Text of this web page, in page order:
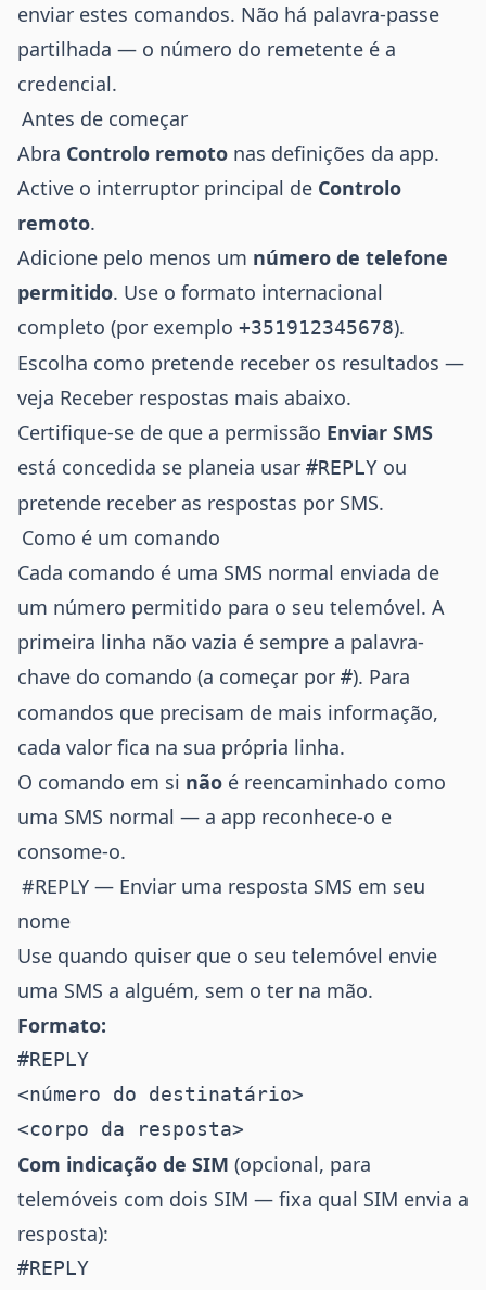
enviar estes comandos. Não há palavra-passe
partilhada — o número do remetente é a
credencial.
Antes de começar
Abra Controlo remoto nas definições da app.
Active o interruptor principal de Controlo
remoto.
Adicione pelo menos um número de telefone
permitido. Use o formato internacional
completo (por exemplo +351912345678).
Escolha como pretende receber os resultados —
veja Receber respostas mais abaixo.
Certifique-se de que a permissão Enviar SMS
está concedida se planeia usar #REPLY ou
pretende receber as respostas por SMS.
Como é um comando
Cada comando é uma SMS normal enviada de
um número permitido para o seu telemóvel. A
primeira linha não vazia é sempre a palavra-
chave do comando (a começar por #). Para
comandos que precisam de mais informação,
cada valor fica na sua própria linha.
O comando em si não é reencaminhado como
uma SMS normal — a app reconhece-o e
consome-o.
#REPLY — Enviar uma resposta SMS em seu
nome
Use quando quiser que o seu telemóvel envie
uma SMS a alguém, sem o ter na mão.
Formato:
#REPLY
<número do destinatário>
Com indicação de SIM (opcional, para
telemóveis com dois SIM — fixa qual SIM envia a
resposta):
#REPLY